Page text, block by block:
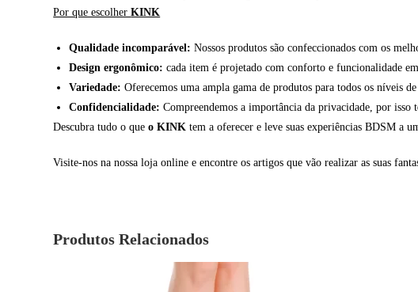
Por que escolherKINK
Qualidade incomparável: Nossos produtos são confeccionados com os
Design ergonômico: cada item é projetado com conforto e funcionalidade
Variedade: Oferecemos uma ampla gama de produtos para todos os níveis
Confidencialidade: Compreendemos a importância da privacidade, por isso
Descubra tudo o queo KINK tem a oferecer e leve suas experiências BDSM a
Visite-nos na nossa loja online e encontre os artigos que vão realizar as suas
Produtos Relacionados